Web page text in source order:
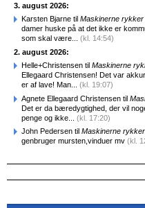
3. august 2026:
Karsten Bjarne til Maskinerne rykker
damer huske på at det ikke er
som skal være... (kl. 14:54)
2. august 2026:
Helle+Christensen til Maskinerne
Ellegaard Christensen! Det var
er af lave! Man... (kl. 19:07)
Agnete Ellegaard Christensen til
Det er da bæredygtighed, der vil
penge og ikke... (kl. 17:20)
John Pedersen til Maskinerne
genbruger mursten,vinduer mv (kl.